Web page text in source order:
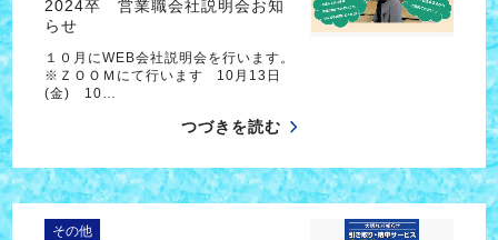
2024卒 営業職会社説明会お知
らせ
１０月にWEB会社説明会を行います。
※ＺＯＯＭにて行います 10月13日
(金) 10…
つづきを読む
その他